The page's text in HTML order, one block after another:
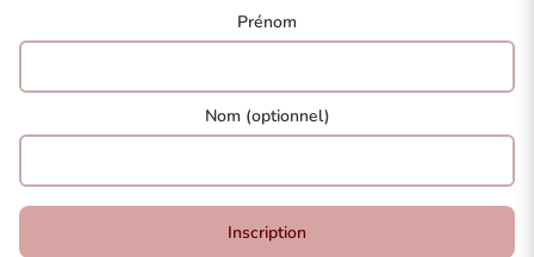
Prénom
Nom (optionnel)